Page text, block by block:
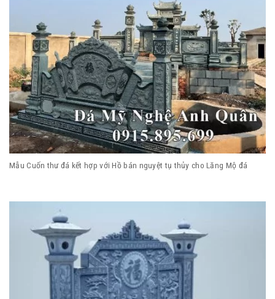
Mẫu Cuốn thư đá kết hợp với Hồ bán nguyệt tụ thủy cho Lăng Mộ đá